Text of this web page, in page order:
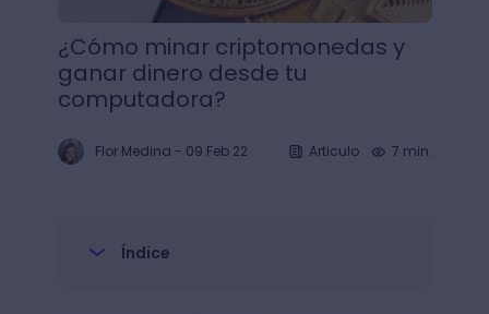
¿Cómo minar criptomonedas y
ganar dinero desde tu
computadora?
Flor Medina - 09 Feb 22 Articulo 7 min.
Índice